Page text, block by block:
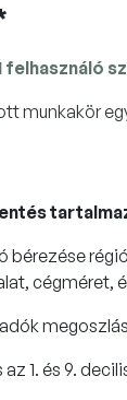
felhasználó
munkakör
bérezése
cégméret,
az 1. és 9.